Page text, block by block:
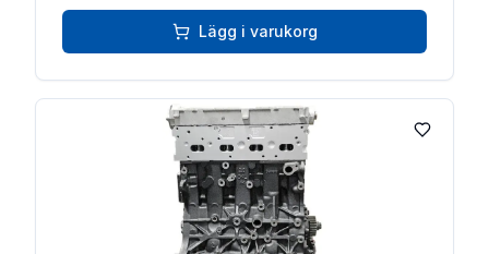
Lägg i varukorg
Lägg till